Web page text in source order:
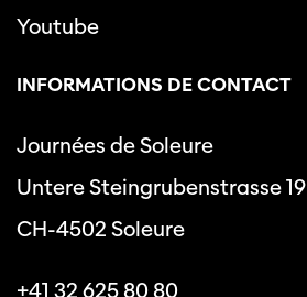
Youtube
INFORMATIONS DE CONTACT
Journées de Soleure
Untere Steingrubenstrasse 19
CH-4502 Soleure
+41 32 625 80 80